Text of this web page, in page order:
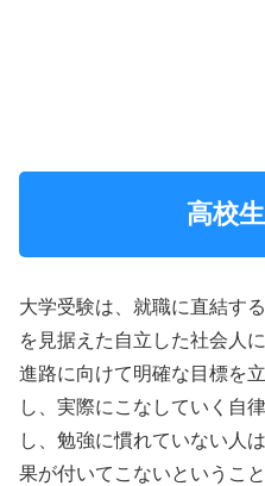
高校
大学受験は、就職に直結す
を見据えた自立した社会人
進路に向けて明確な目標を
し、実際にこなしていく自
し、勉強に慣れていない人
果が付いてこないというこ